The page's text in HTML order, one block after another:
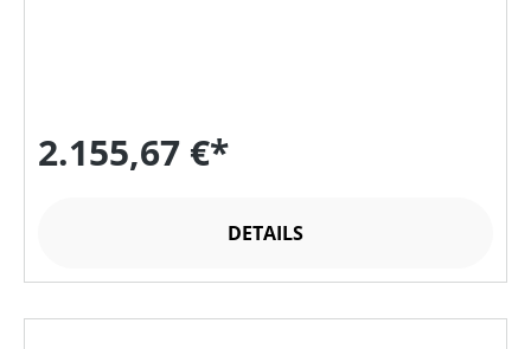
2.155,67 €*
DETAILS